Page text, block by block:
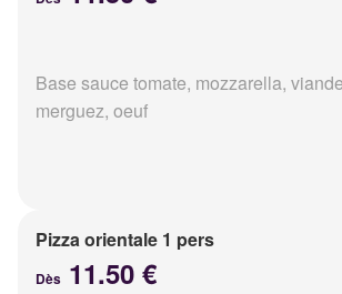
Base sauce tomate, mozzarella,
merguez, oeuf
Pizza orientale 1 pers
Dès 11.50 €